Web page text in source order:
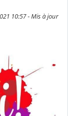
10:57 - Mis à jour